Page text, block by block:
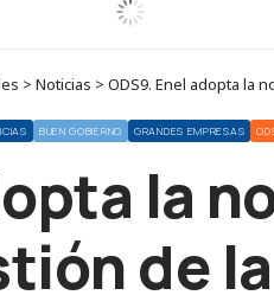
> Noticias > ODS9. Enel adopta la
BUEN GOBIERNO GRANDES EMPRESAS
la
de